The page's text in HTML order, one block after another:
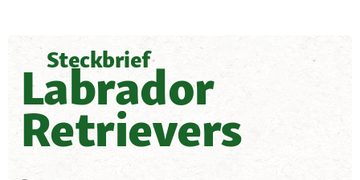
Steckbrief
Labrador
Retrievers